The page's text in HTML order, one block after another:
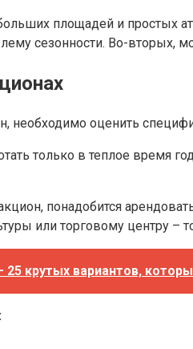
площадей и простых
сезонности. Во-вторых,
необходимо оценить
только в теплое время
понадобится
или торговому центру
крутых вариантов,